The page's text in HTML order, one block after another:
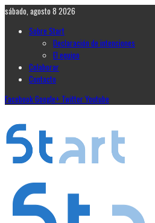
sábado, agosto 8 2026
Sobre Start
Declaración de intenciones
El equipo
Colaborar
Contacto
FacebookGoogle+ TwitterYoutube